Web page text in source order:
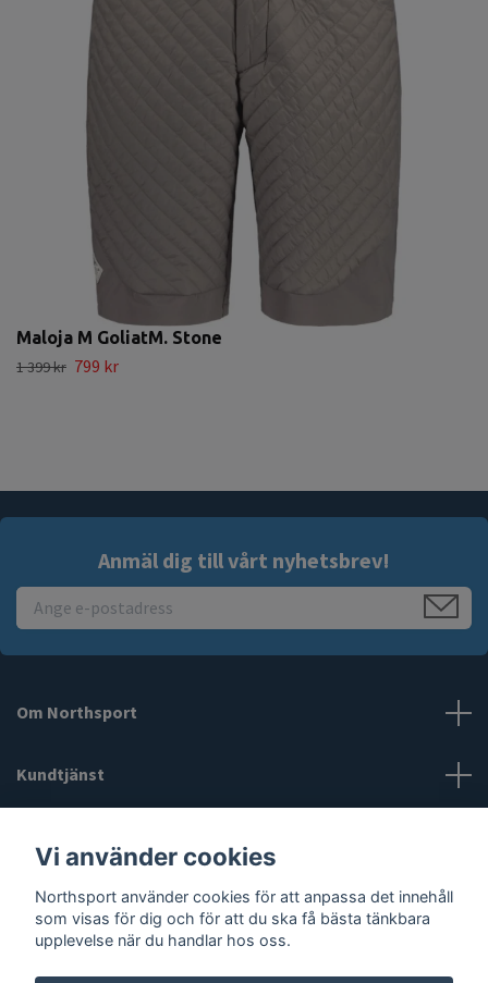
Maloja M GoliatM. Stone
1 399 kr 799 kr
Anmäl dig till vårt nyhetsbrev!
Om Northsport
Kundtjänst
Sociala medier
Vi använder cookies
Northsport använder cookies för att anpassa det innehåll
som visas för dig och för att du ska få bästa tänkbara
upplevelse när du handlar hos oss.